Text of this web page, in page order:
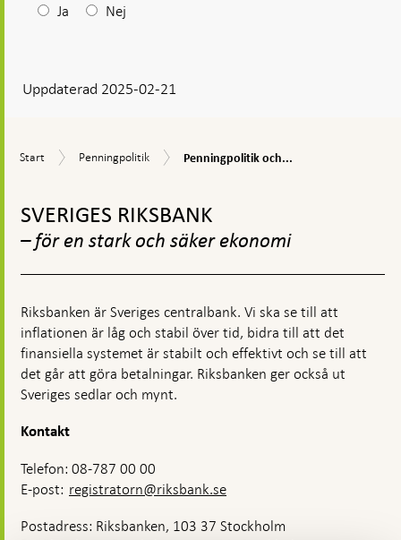
Efter
visas
Ja Nej
Uppdaterad 2025-02-21
Start
Start Penningpolitik
Penningpolitik
Penningpolitik
Penningpolitik och...
toppnavigation
SVERIGES RIKSBANK
– för en stark och säker ekonomi
Riksbanken är Sveriges centralbank. Vi ska se till att
inflationen är låg och stabil över tid, bidra till att det
finansiella systemet är stabilt och effektivt och se till att
det går att göra betalningar. Riksbanken ger också ut
Sveriges sedlar och mynt.
Kontakt
Telefon: 08-787 00 00
E-post: registratorn@riksbank.se
Postadress: Riksbanken, 103 37 Stockholm